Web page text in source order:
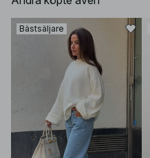
Bästsäljare